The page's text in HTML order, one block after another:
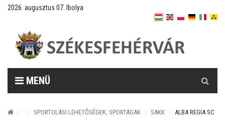
2026. augusztus 07. Ibolya
MENÜ
SPORTOLÁSI LEHETŐSÉGEK, SPORTÁGAK SAKK ALBA REGIA SC